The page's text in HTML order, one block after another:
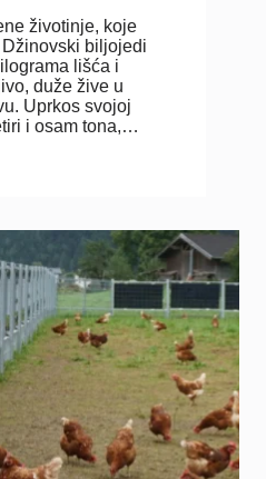
životinje, koje
biljojedi
lišća i
duže žive u
Uprkos svojoj
i osam tona,…